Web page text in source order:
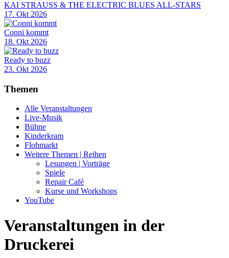
KAI STRAUSS & THE ELECTRIC BLUES ALL-STARS
17. Okt 2026
Conni kommt
18. Okt 2026
Ready to buzz
23. Okt 2026
Themen
Alle Veranstaltungen
Live-Musik
Bühne
Kinderkram
Flohmarkt
Weitere Themen | Reihen
Lesungen | Vorträge
Spiele
Repair Café
Kurse und Workshops
YouTube
Veranstaltungen in der
Druckerei